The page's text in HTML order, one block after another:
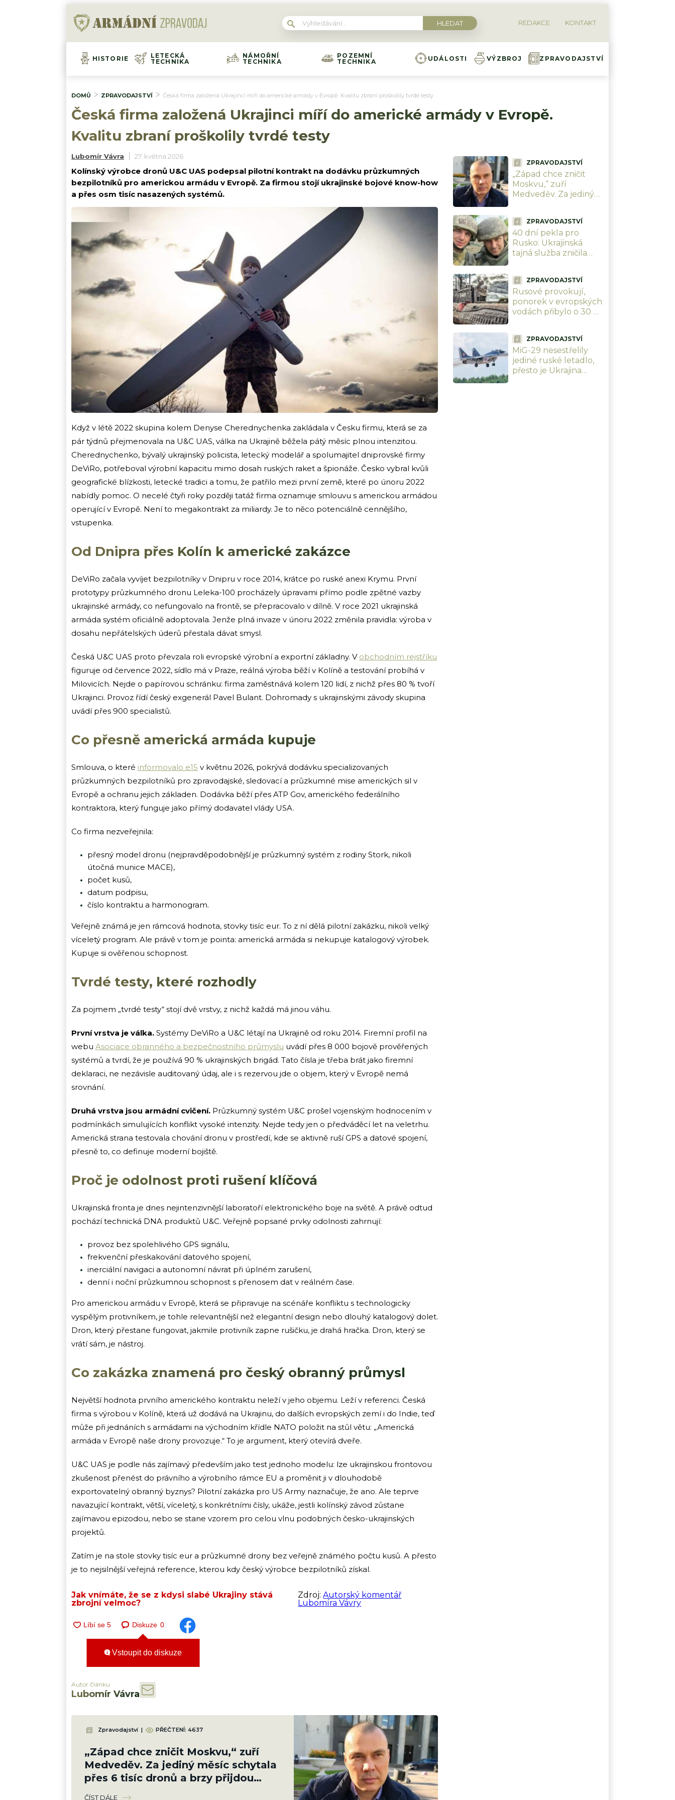
REDAKCE KONTAKT
HISTORIE
LETECKÁ
TECHNIKA
NÁMOŘNÍ
TECHNIKA
POZEMNÍ
TECHNIKA
UDÁLOSTI VÝZBROJ ZPRAVODAJSTVÍ
DOMŮ ZPRAVODAJSTVÍ Česká firma založená Ukrajinci míří do americké armády v Evropě. Kvalitu zbraní proškolily tvrdé testy
Česká firma založená Ukrajinci míří do americké armády v Evropě.
Kvalitu zbraní proškolily tvrdé testy
Lubomír Vávra 27. května 2026
Kolínský výrobce dronů U&C UAS podepsal pilotní kontrakt na dodávku průzkumných
bezpilotníků pro americkou armádu v Evropě. Za firmou stojí ukrajinské bojové know-how
a přes osm tisíc nasazených systémů.
i
Když v létě 2022 skupina kolem Denyse Cherednychenka zakládala v Česku firmu, která se za
pár týdnů přejmenovala na U&C UAS, válka na Ukrajině běžela pátý měsíc plnou intenzitou.
Cherednychenko, bývalý ukrajinský policista, letecký modelář a spolumajitel dniprovské firmy
DeViRo, potřeboval výrobní kapacitu mimo dosah ruských raket a špionáže. Česko vybral kvůli
geografické blízkosti, letecké tradici a tomu, že patřilo mezi první země, které po únoru 2022
nabídly pomoc. O necelé čtyři roky později tatáž firma oznamuje smlouvu s americkou armádou
operující v Evropě. Není to megakontrakt za miliardy. Je to něco potenciálně cennějšího,
vstupenka.
Od Dnipra přes Kolín k americké zakázce
DeViRo začala vyvíjet bezpilotníky v Dnipru v roce 2014, krátce po ruské anexi Krymu. První
prototypy průzkumného dronu Leleka-100 procházely úpravami přímo podle zpětné vazby
ukrajinské armády, co nefungovalo na frontě, se přepracovalo v dílně. V roce 2021 ukrajinská
armáda systém oficiálně adoptovala. Jenže plná invaze v únoru 2022 změnila pravidla: výroba v
dosahu nepřátelských úderů přestala dávat smysl.
Česká U&C UAS proto převzala roli evropské výrobní a exportní základny. V obchodním rejstříku
figuruje od července 2022, sídlo má v Praze, reálná výroba běží v Kolíně a testování probíhá v
Milovicích. Nejde o papírovou schránku: firma zaměstnává kolem 120 lidí, z nichž přes 80 % tvoří
Ukrajinci. Provoz řídí český exgenerál Pavel Bulant. Dohromady s ukrajinskými závody skupina
uvádí přes 900 specialistů.
Co přesně americká armáda kupuje
Smlouva, o které informovalo e15 v květnu 2026, pokrývá dodávku specializovaných
průzkumných bezpilotníků pro zpravodajské, sledovací a průzkumné mise amerických sil v
Evropě a ochranu jejich základen. Dodávka běží přes ATP Gov, amerického federálního
kontraktora, který funguje jako přímý dodavatel vlády USA.
Co firma nezveřejnila:
přesný model dronu (nejpravděpodobnější je průzkumný systém z rodiny Stork, nikoli
útočná munice MACE),
počet kusů,
datum podpisu,
číslo kontraktu a harmonogram.
Veřejně známá je jen rámcová hodnota, stovky tisíc eur. To z ní dělá pilotní zakázku, nikoli velký
víceletý program. Ale právě v tom je pointa: americká armáda si nekupuje katalogový výrobek.
Kupuje si ověřenou schopnost.
Tvrdé testy, které rozhodly
Za pojmem „tvrdé testy“ stojí dvě vrstvy, z nichž každá má jinou váhu.
První vrstva je válka. Systémy DeViRo a U&C létají na Ukrajině od roku 2014. Firemní profil na
webu Asociace obranného a bezpečnostního průmyslu uvádí přes 8 000 bojově prověřených
systémů a tvrdí, že je používá 90 % ukrajinských brigád. Tato čísla je třeba brát jako firemní
deklaraci, ne nezávisle auditovaný údaj, ale i s rezervou jde o objem, který v Evropě nemá
srovnání.
Druhá vrstva jsou armádní cvičení. Průzkumný systém U&C prošel vojenským hodnocením v
podmínkách simulujících konflikt vysoké intenzity. Nejde tedy jen o předváděcí let na veletrhu.
Americká strana testovala chování dronu v prostředí, kde se aktivně ruší GPS a datové spojení,
přesně to, co definuje moderní bojiště.
Proč je odolnost proti rušení klíčová
Ukrajinská fronta je dnes nejintenzivnější laboratoří elektronického boje na světě. A právě odtud
pochází technická DNA produktů U&C. Veřejně popsané prvky odolnosti zahrnují:
provoz bez spolehlivého GPS signálu,
frekvenční přeskakování datového spojení,
inerciální navigaci a autonomní návrat při úplném zarušení,
denní i noční průzkumnou schopnost s přenosem dat v reálném čase.
Pro americkou armádu v Evropě, která se připravuje na scénáře konfliktu s technologicky
vyspělým protivníkem, je tohle relevantnější než elegantní design nebo dlouhý katalogový dolet.
Dron, který přestane fungovat, jakmile protivník zapne rušičku, je drahá hračka. Dron, který se
vrátí sám, je nástroj.
Co zakázka znamená pro český obranný průmysl
Největší hodnota prvního amerického kontraktu neleží v jeho objemu. Leží v referenci. Česká
firma s výrobou v Kolíně, která už dodává na Ukrajinu, do dalších evropských zemí i do Indie, teď
může při jednáních s armádami na východním křídle NATO položit na stůl větu: „Americká
armáda v Evropě naše drony provozuje.“ To je argument, který otevírá dveře.
U&C UAS je podle nás zajímavý především jako test jednoho modelu: lze ukrajinskou frontovou
zkušenost přenést do právního a výrobního rámce EU a proměnit ji v dlouhodobě
exportovatelný obranný byznys? Pilotní zakázka pro US Army naznačuje, že ano. Ale teprve
navazující kontrakt, větší, víceletý, s konkrétními čísly, ukáže, jestli kolínský závod zůstane
zajímavou epizodou, nebo se stane vzorem pro celou vlnu podobných česko-ukrajinských
projektů.
Zatím je na stole stovky tisíc eur a průzkumné drony bez veřejně známého počtu kusů. A přesto
je to nejsilnější veřejná reference, kterou kdy český výrobce bezpilotníků získal.
Jak vnímáte, že se z kdysi slabé Ukrajiny stává
zbrojní velmoc?
Zdroj:Autorský komentář
Lubomíra Vávry
Diskuze 0
Vstoupit do diskuze
Autor článku
Lubomír Vávra
Zpravodajství | PŘEČTENÍ: 4637
„Západ chce zničit Moskvu,“ zuří
Medveděv. Za jediný měsíc schytala
přes 6 tisíc dronů a brzy přijdou
zbraně, které nezastaví
ČÍST DÁLE
ZPRAVODAJSTVÍ
„Západ chce zničit
Moskvu,“ zuří
Medveděv. Za jediný
přijdou zbraně, které
nezastaví
ZPRAVODAJSTVÍ
40 dní pekla pro
Rusko: Ukrajinská
tajná služba zničila
vyřadila 5 000
okupantů
ZPRAVODAJSTVÍ
Rusové provokují,
ponorek v evropských
vodách přibylo o 30 %.
je bude lovit
ZPRAVODAJSTVÍ
MiG-29 nesestřelily
jediné ruské letadlo,
přesto je Ukrajina